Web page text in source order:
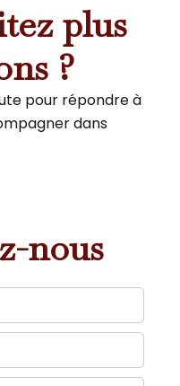
plus
?
pour répondre à
dans
nous